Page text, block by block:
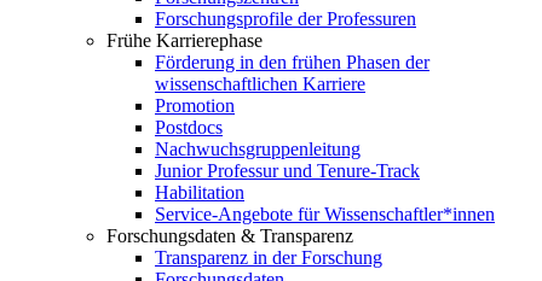
Forschungsprofile der Professuren
Frühe Karrierephase
Förderung in den frühen Phasen der
wissenschaftlichen Karriere
Promotion
Postdocs
Nachwuchsgruppenleitung
Junior Professur und Tenure-Track
Habilitation
Service-Angebote für Wissenschaftler*innen
Forschungsdaten & Transparenz
Transparenz in der Forschung